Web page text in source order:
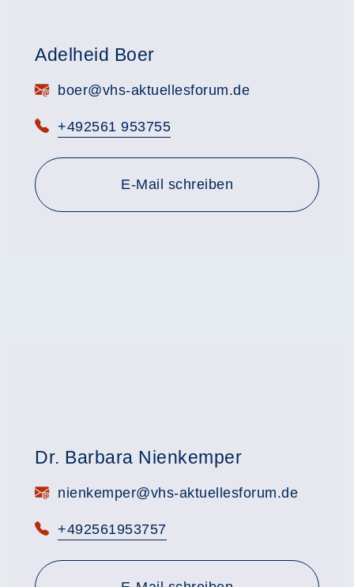
Adelheid Boer
E-Mail:boer@vhs-aktuellesforum.de
Telefon:
+492561 953755
E-Mail schreiben
Dr. Barbara Nienkemper
E-Mail:nienkemper@vhs-aktuellesforum.de
Telefon:
+492561953757